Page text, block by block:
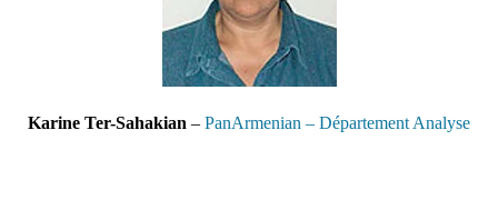
Karine Ter-Sahakian – PanArmenian – Département Analyse